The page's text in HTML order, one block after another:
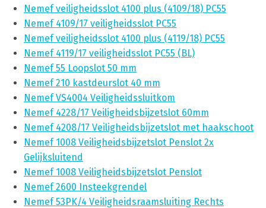
Nemef veiligheidsslot 4100 plus (4109/18) PC55
Nemef 4109/17 veiligheidsslot PC55
Nemef veiligheidsslot 4100 plus (4119/18) PC55
Nemef 4119/17 veiligheidsslot PC55 (BL)
Nemef 55 Loopslot 50 mm
Nemef 210 kastdeurslot 40 mm
Nemef VS4004 Veiligheidssluitkom
Nemef 4228/17 Veiligheidsbijzetslot 60mm
Nemef 4208/17 Veiligheidsbijzetslot met haakschoot
Nemef 1008 Veiligheidsbijzetslot Penslot 2x
Gelijksluitend
Nemef 1008 Veiligheidsbijzetslot Penslot
Nemef 2600 Insteekgrendel
Nemef 53PK/4 Veiligheidsraamsluiting Rechts